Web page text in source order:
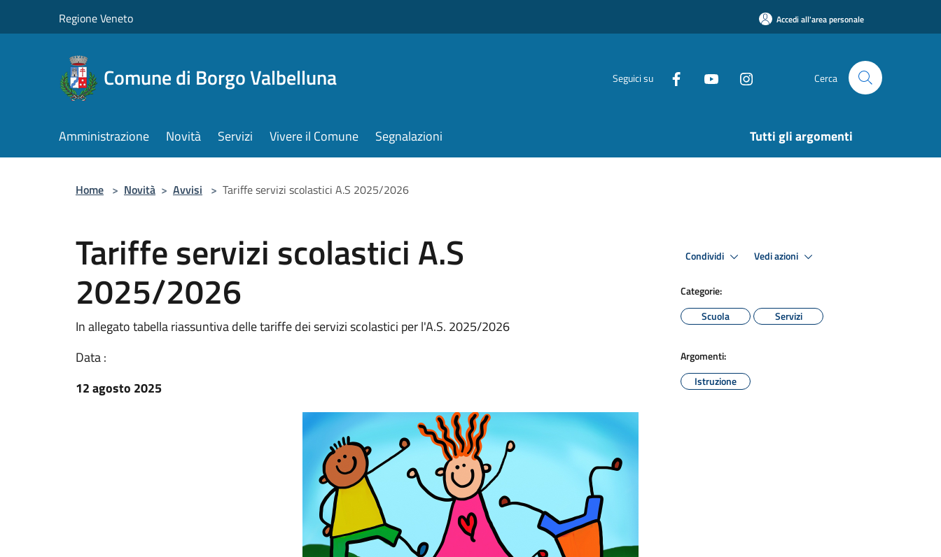
Regione Veneto Accedi all'area personale
Comune di Borgo Valbelluna Seguici su Cerca
Amministrazione Novità Servizi Vivere il Comune Segnalazioni Tutti gli argomenti
Home > Novità > Avvisi > Tariffe servizi scolastici A.S 2025/2026
Tariffe servizi scolastici A.S
2025/2026
In allegato tabella riassuntiva delle tariffe dei servizi scolastici per l'A.S. 2025/2026
Data :
12 agosto 2025
Condividi Vedi azioni
Categorie:
Scuola
Servizi
Argomenti:
Istruzione